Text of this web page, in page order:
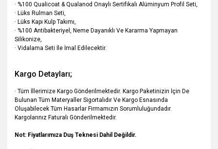
· %100 Qualicoat & Qualanod Onaylı Sertifikalı Alüminyum Profil Seti,
· Lüks Rulman Seti,
· Lüks Kapı Kulp Takımı,
· %100 Antibakteriyel, Neme Dayanıklı Ve Kararma Yapmayan
Silikonize,
· Vidalama Seti İle İmal Edilecektir.
Kargo Detayları;
· Tüm İllerimize Kargo Gönderilmektedir. Kargo Paketinizin İçin De
Bulunan Tüm Materyaller Sigortalıdır Ve Kargo Esnasında
Oluşabilecek Tüm Hasarlar Firmamızın Sorumluluğundadır.
Kargolarınız Faturalı Gönderilmektedir.
Not: Fiyatlarımıza Duş Teknesi Dahil Değildir.